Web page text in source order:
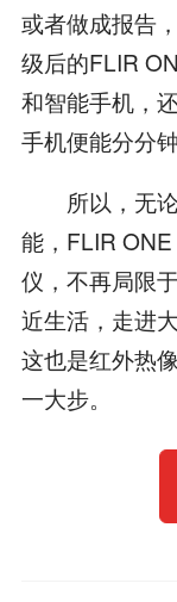
或者做成报告
级后的FLIR
和智能手机，
手机便能分分
所以，无论
能，FLIR
仪，不再局限
近生活，走进
这也是红外热
一大步。